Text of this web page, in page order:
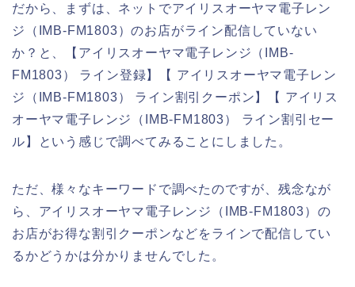
だから、まずは、ネットでアイリスオーヤマ電子レン
ジ（IMB-FM1803）のお店がライン配信していない
か？と、【アイリスオーヤマ電子レンジ（IMB-
FM1803） ライン登録】【 アイリスオーヤマ電子レン
ジ（IMB-FM1803） ライン割引クーポン】【 アイリス
オーヤマ電子レンジ（IMB-FM1803） ライン割引セー
ル】という感じで調べてみることにしました。
ただ、様々なキーワードで調べたのですが、残念なが
ら、アイリスオーヤマ電子レンジ（IMB-FM1803）の
お店がお得な割引クーポンなどをラインで配信してい
るかどうかは分かりませんでした。